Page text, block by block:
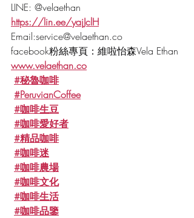
LINE: @velaethan
https://lin.ee/yajJclH
Email:service@velaethan.co
facebook粉絲專頁：維啦怡森Vela Ethan
www.velaethan.co
#秘魯咖啡
#PeruvianCoffee
#咖啡生豆
#咖啡愛好者
#精品咖啡
#咖啡迷
#咖啡農場
#咖啡文化
#咖啡生活
#咖啡品鑒